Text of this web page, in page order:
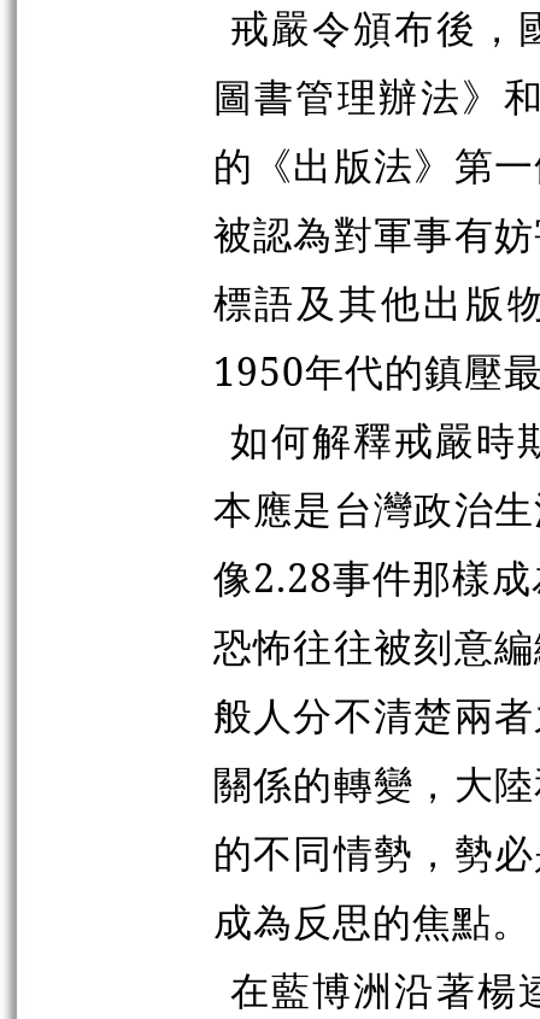
戒嚴令頒布後，
圖書管理辦法》
的《出版法》第
被認為對軍事有
標語及其他出版
1950年代的鎮壓
如何解釋戒嚴時
本應是台灣政治
像2.28事件那樣
恐怖往往被刻意
般人分不清楚兩
關係的轉變，大
的不同情勢，勢
成為反思的焦點。
在藍博洲沿著楊